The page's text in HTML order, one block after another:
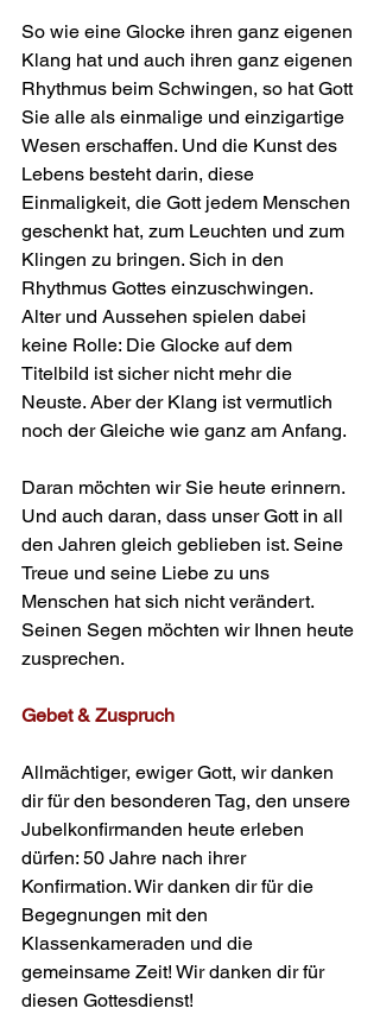
So wie eine Glocke ihren ganz eigenen
Klang hat und auch ihren ganz eigenen
Rhythmus beim Schwingen, so hat Gott
Sie alle als einmalige und einzigartige
Wesen erschaffen. Und die Kunst des
Lebens besteht darin, diese
Einmaligkeit, die Gott jedem Menschen
geschenkt hat, zum Leuchten und zum
Klingen zu bringen. Sich in den
Rhythmus Gottes einzuschwingen.
Alter und Aussehen spielen dabei
keine Rolle: Die Glocke auf dem
Titelbild ist sicher nicht mehr die
Neuste. Aber der Klang ist vermutlich
noch der Gleiche wie ganz am Anfang.
Daran möchten wir Sie heute erinnern.
Und auch daran, dass unser Gott in all
den Jahren gleich geblieben ist. Seine
Treue und seine Liebe zu uns
Menschen hat sich nicht verändert.
Seinen Segen möchten wir Ihnen heute
zusprechen.
Gebet & Zuspruch
Allmächtiger, ewiger Gott, wir danken
dir für den besonderen Tag, den unsere
Jubelkonfirmanden heute erleben
dürfen: 50 Jahre nach ihrer
Konfirmation. Wir danken dir für die
Begegnungen mit den
Klassenkameraden und die
gemeinsame Zeit! Wir danken dir für
diesen Gottesdienst!